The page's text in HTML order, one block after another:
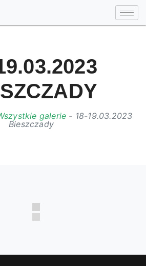
galerie - 18-19.03.2023
Bieszczady